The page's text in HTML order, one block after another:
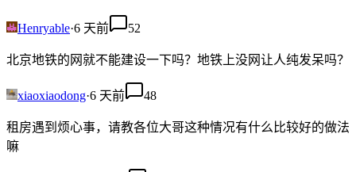
Henryable·6 天前 52
北京地铁的网就不能建设一下吗？地铁上没网让人纯发呆吗？
xiaoxiaodong·6 天前 48
租房遇到烦心事，请教各位大哥这种情况有什么比较好的做法
嘛